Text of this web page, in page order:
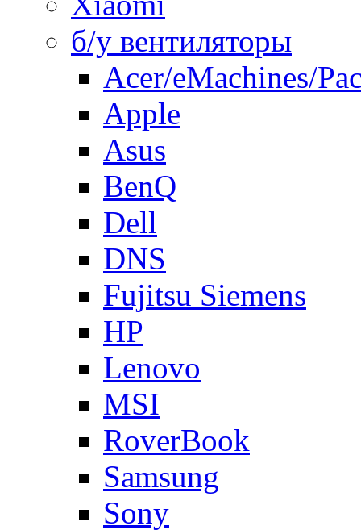
б/у вентиляторы
Acer/eMachines/
Apple
Asus
BenQ
Dell
DNS
Fujitsu Siemens
HP
Lenovo
MSI
RoverBook
Samsung
Sony